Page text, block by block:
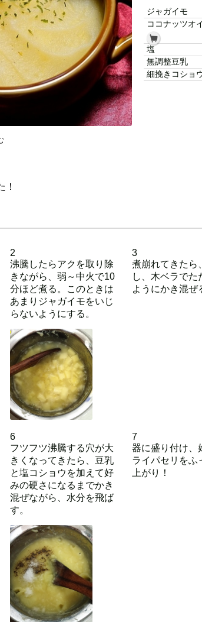
！
ジャガイモ
ココナッツオ
塩
無調整豆乳
細挽きコショ
2
沸騰したらアクを取り除
きながら、弱～中火で10
分ほど煮る。このときは
あまりジャガイモをいじ
らないようにする。
3
煮崩れてきたら
し、木ベラでた
ようにかき混ぜ
6
フツフツ沸騰する穴が大
きくなってきたら、豆乳
と塩コショウを加えて好
みの硬さになるまでかき
混ぜながら、水分を飛ば
す。
7
器に盛り付け、
ライパセリをふ
上がり！